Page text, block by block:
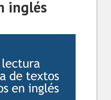
inglés